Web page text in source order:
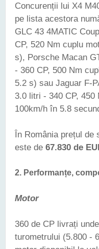
Concurenții lui X4
pe lista acestora
GLC 43 4MATIC
CP, 520 Nm cuplu
s), Porsche Macan
- 360 CP, 500 Nm
5.2 s) sau Jaguar F-
3.0 litri - 340 CP, 450
100km/h în 5.8
În România prețul de
este de 67.830 de
2. Performanțe,
Motor
360 de CP livrați
turometrului (5.800 -